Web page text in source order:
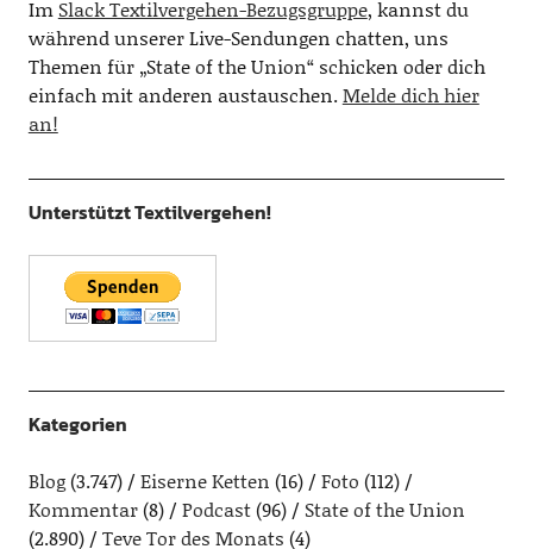
Im Slack Textilvergehen-Bezugsgruppe, kannst du
während unserer Live-Sendungen chatten, uns
Themen für „State of the Union“ schicken oder dich
einfach mit anderen austauschen.Melde dich hier
an!
Unterstützt Textilvergehen!
Kategorien
Blog(3.747) Eiserne Ketten (16) Foto (112)
Kommentar(8) Podcast(96)
State of the Union
(2.890)
Teve Tor des Monats (4)